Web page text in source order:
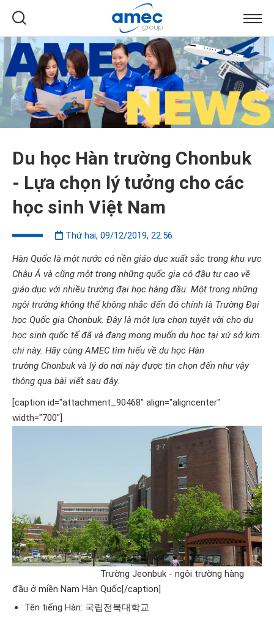
Du học Hàn trường Chonbuk
- Lựa chọn lý tưởng cho các
học sinh Việt Nam
Thứ hai, 09/12/2019, 22:56
Hàn Quốc là một nước có nền giáo dục xuất sắc trong khu vực
Châu Á và cũng một trong những quốc gia có đầu tư cao về
giáo dục với nhiều trường đại học hàng đầu. Một trong những
ngôi trường không thể không nhắc đến đó chính là Trường Đại
học Quốc gia Chonbuk. Đây là một lựa chọn tuyệt vời cho du
học sinh quốc tế đã và đang mong muốn du học tại xứ sở kim
chi này. Hãy cùng AMEC tìm hiểu về du học Hàn
trường Chonbuk và lý do nơi này được tin chọn đến như vậy
thông qua bài viết sau đây.
[caption id="attachment_90468" align="aligncenter"
width="700"]
Trường Jeonbuk - ngôi trường hàng
đầu ở miền Nam Hàn Quốc[/caption]
Tên tiếng Hàn: 국립전북대학교